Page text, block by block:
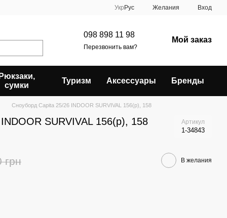
Укр Рус Желания Вход
098 898 11 98
Перезвонить вам?
Мой заказ
сумки
Туризм Аксессуары Бренды
Сноуборд Capita 25/26 INDOOR SURVIVAL 156(р), 158
SURVIVAL 156(р), 158 Артикул
1-34843
грн В желания